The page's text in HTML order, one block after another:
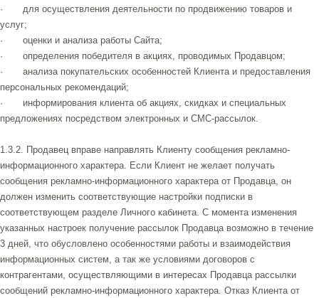
· для осуществления деятельности по продвижению товаров и
услуг;
· оценки и анализа работы Сайта;
· определения победителя в акциях, проводимых Продавцом;
· анализа покупательских особенностей Клиента и предоставления
персональных рекомендаций;
· информирования клиента об акциях, скидках и специальных
предложениях посредством электронных и СМС-рассылок.
1.3.2. Продавец вправе направлять Клиенту сообщения рекламно-
информационного характера. Если Клиент не желает получать
сообщения рекламно-информационного характера от Продавца, он
должен изменить соответствующие настройки подписки в
соответствующем разделе Личного кабинета. С момента изменения
указанных настроек получение рассылок Продавца возможно в течение
3 дней, что обусловлено особенностями работы и взаимодействия
информационных систем, а так же условиями договоров с
контрагентами, осуществляющими в интересах Продавца рассылки
сообщений рекламно-информационного характера. Отказ Клиента от